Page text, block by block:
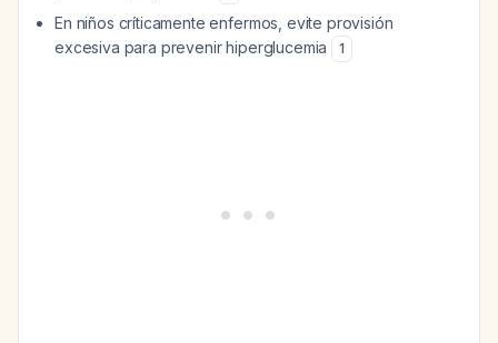
En niños críticamente enfermos, evite provisión
excesiva para prevenir hiperglucemia
1